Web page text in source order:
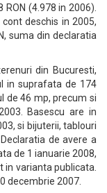
(4.978 in 2006).
cont deschis in 2005,
suma din declaratia
din Bucuresti,
in suprafata de 174
de 46 mp, precum si
Basescu are in
si bijuterii, tablouri
de avere a
de 1 ianuarie 2008,
varianta publicata.
decembrie 2007.